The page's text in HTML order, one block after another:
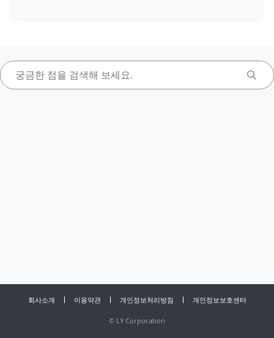
회사소개 이용약관 개인정보처리방침 개인정보보호센터
© LY Corporation